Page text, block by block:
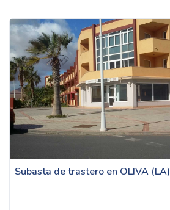
Subasta de trastero en OLIVA (LA)